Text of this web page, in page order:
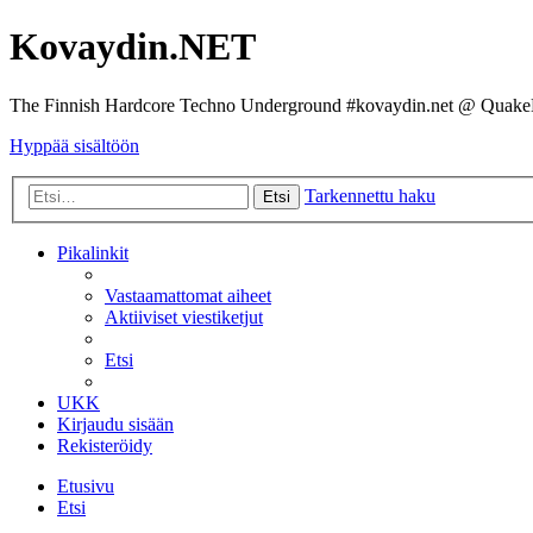
Kovaydin.NET
The Finnish Hardcore Techno Underground #kovaydin.net @
Hyppää sisältöön
Etsi Tarkennettu haku
Pikalinkit
Vastaamattomat aiheet
Aktiiviset viestiketjut
Etsi
UKK
Kirjaudu sisään
Rekisteröidy
Etusivu
Etsi